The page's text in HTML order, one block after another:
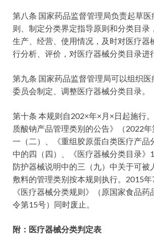
第八条 国家药品监督管理局负责起草医
则、制定分类界定指导原则和分类目录
生产、经营、使用情况，及时对医疗器
行分析、评价，对医疗器械分类目录进
第九条 国家药品监督管理局可以组织
委员会制定、调整医疗器械分类目录。
第十条 本规则自202×年×月×日起施行
质酸钠产品管理类别的公告》（2022
一（二）、《重组胶原蛋白类医疗产品
中的四（四）、《医疗器械分类目录》
防护器械说明中的三（九）中关于可被
敷料的管理类别按本规则执行。2015
《医疗器械分类规则》（原国家食品药
令第15号）同时废止。
附：医疗器械分类判定表